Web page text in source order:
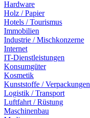
Hardware
Holz / Papier
Hotels / Tourismus
Immobilien
Industrie / Mischkonzerne
Internet
IT-Dienstleistungen
Konsumgüter
Kosmetik
Kunststoffe / Verpackungen
Logistik / Transport
Luftfahrt / Rüstung
Maschinenbau